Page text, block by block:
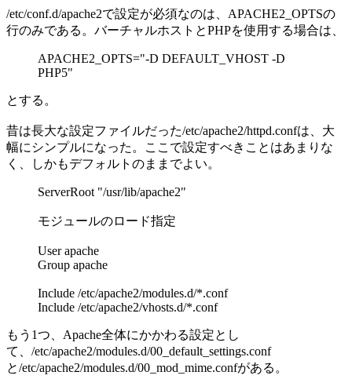
/etc/conf.d/apache2で設定が必須なのは、APACHE2_OPTSの
行のみである。バーチャルホストとPHPを使用する場合は、
APACHE2_OPTS="-D DEFAULT_VHOST -D
PHP5"
とする。
昔は長大な設定ファイルだった/etc/apache2/httpd.confは、大
幅にシンプルになった。ここで設定すべきことはあまりな
く、しかもデフォルトのままでよい。
ServerRoot "/usr/lib/apache2"
モジュールのロード指定
User apache
Group apache
Include /etc/apache2/modules.d/*.conf
Include /etc/apache2/vhosts.d/*.conf
もう1つ、Apache全体にかかわる設定とし
て、/etc/apache2/modules.d/00_default_settings.conf
と/etc/apache2/modules.d/00_mod_mime.confがある。